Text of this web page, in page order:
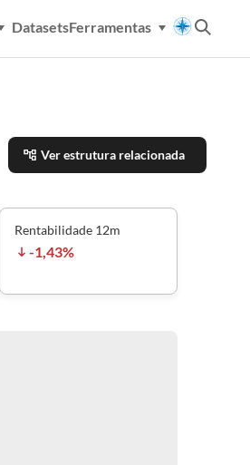
DatasetsFerramentas
Ver estrutura relacionada
Rentabilidade 12m
-1,43%